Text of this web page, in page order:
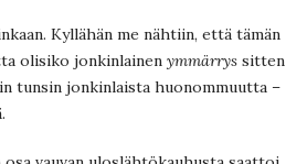
Kyllähän me nähtiin, että tämän
olisiko jonkinlainen ymmärrys sitten
tunsin jonkinlaista huonommuutta –